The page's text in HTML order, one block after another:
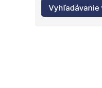
Vyhľadávanie